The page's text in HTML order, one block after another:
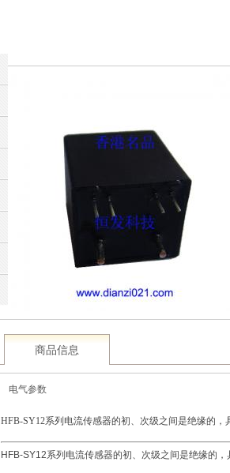
商品信息
电气参数
HFB-SY12系列电流传感器的初、次级之间是绝缘的
HFB-SY12系列电流传感器的初、次级之间是绝缘的